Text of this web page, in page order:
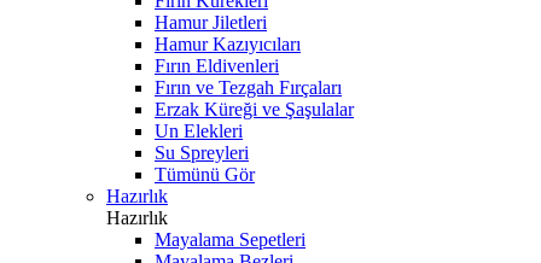
Hamur Jiletleri
Hamur Kazıyıcıları
Fırın Eldivenleri
Fırın ve Tezgah Fırçaları
Erzak Küreği ve Şaşulalar
Un Elekleri
Su Spreyleri
Tümünü Gör
Hazırlık
Hazırlık
Mayalama Sepetleri